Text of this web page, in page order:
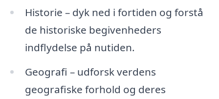
Historie – dyk ned i fortiden og forstå
de historiske begivenheders
indflydelse på nutiden.
Geografi – udforsk verdens
geografiske forhold og deres